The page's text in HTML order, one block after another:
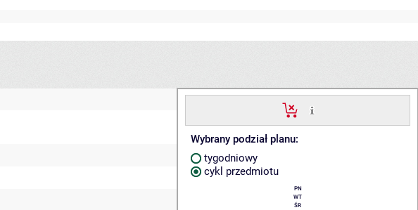
Wybrany podział planu:
tygodniowy
cykl przedmiotu
PN
WT
ŚR